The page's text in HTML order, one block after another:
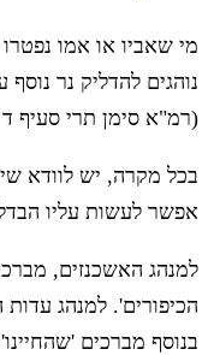
מי שאביו או אמו
נוהגים להדליק נר
(רמ"א סימן תרי סעיף
בכל מקרה, יש לוודא
אפשר לעשות עליו
למנהג האשכנזים,
הכיפורים'. למנהג
בנוסף מברכים